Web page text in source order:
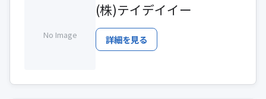
No Image
(株)テイデイイー
詳細を見る